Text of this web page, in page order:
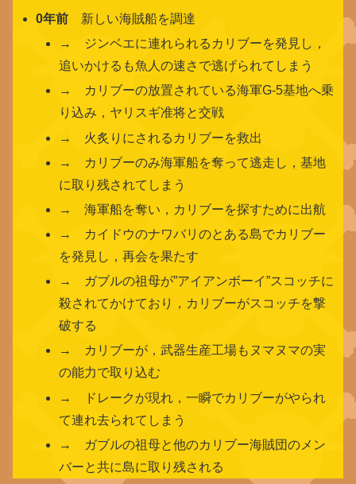
0年前 新しい海賊船を調達
→ ジンベエに連れられるカリブーを発見し，
追いかけるも魚人の速さで逃げられてしまう
→ カリブーの放置されている海軍G-5基地へ乗
り込み，ヤリスギ准将と交戦
→ 火炙りにされるカリブーを救出
→ カリブーのみ海軍船を奪って逃走し，基地
に取り残されてしまう
→ 海軍船を奪い，カリブーを探すために出航
→ カイドウのナワバリのとある島でカリブー
を発見し，再会を果たす
→ ガブルの祖母が”アイアンボーイ”スコッチに
殺されてかけており，カリブーがスコッチを撃
破する
→ カリブーが，武器生産工場もヌマヌマの実
の能力で取り込む
→ ドレークが現れ，一瞬でカリブーがやられ
て連れ去られてしまう
→ ガブルの祖母と他のカリブー海賊団のメン
バーと共に島に取り残される